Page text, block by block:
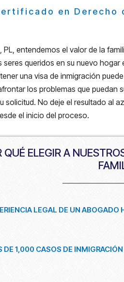
en Derecho
PL, entendemos el valor de la
seres queridos en su nuevo
una visa de inmigración
los problemas que puedan
solicitud. No deje el resultado al
el inicio del proceso.
QUÉ ELEGIR A
LEGAL DE UN
DE 1,000 CASOS DE